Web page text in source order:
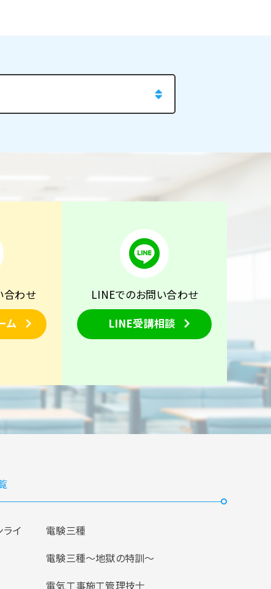
合わせ
ム
LINEでのお問い合わせ
LINE受講相談
イ
電験三種
電験三種〜地獄の特訓〜
電気工事施工管理技士